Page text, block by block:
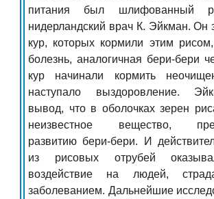
питания был шлифованный
нидерландский врач К. Эйкман. Он
кур, которых кормили этим
болезнь, аналогичная бери-бери
кур начинали кормить
наступало выздоровление.
вывод, что в оболочках зерен
неизвестное вещество,
развитию бери-бери. И
из рисовых отрубей
воздействие на людей,
заболеванием. Дальнейшие